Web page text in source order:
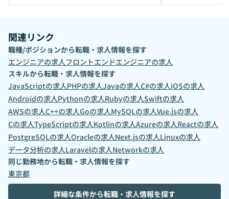
関連リンク
職種/ポジションから転職・求人情報を探す
エンジニアの求人フロントエンドエンジニアの求人
スキルから転職・求人情報を探す
JavaScriptの求人PHPの求人Javaの求人C#の求人iOSの求人
Androidの求人Pythonの求人Rubyの求人Swiftの求人
AWSの求人C++の求人Goの求人MySQLの求人Vue.jsの求人
Cの求人TypeScriptの求人Kotlinの求人Azureの求人Reactの求人
PostgreSQLの求人Oracleの求人Next.jsの求人Linuxの求人
データ分析の求人Laravelの求人Networkの求人
同じ勤務地から転職・求人情報を探す
東京都
詳細な条件から転職・求人情報を探す